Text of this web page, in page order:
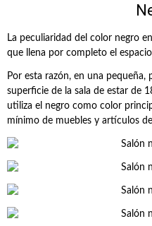
La peculiaridad del color negro
que llena por completo el
Por esta razón, en una pequeña,
superficie de la sala de estar de
utiliza el negro como color
mínimo de muebles y artículos